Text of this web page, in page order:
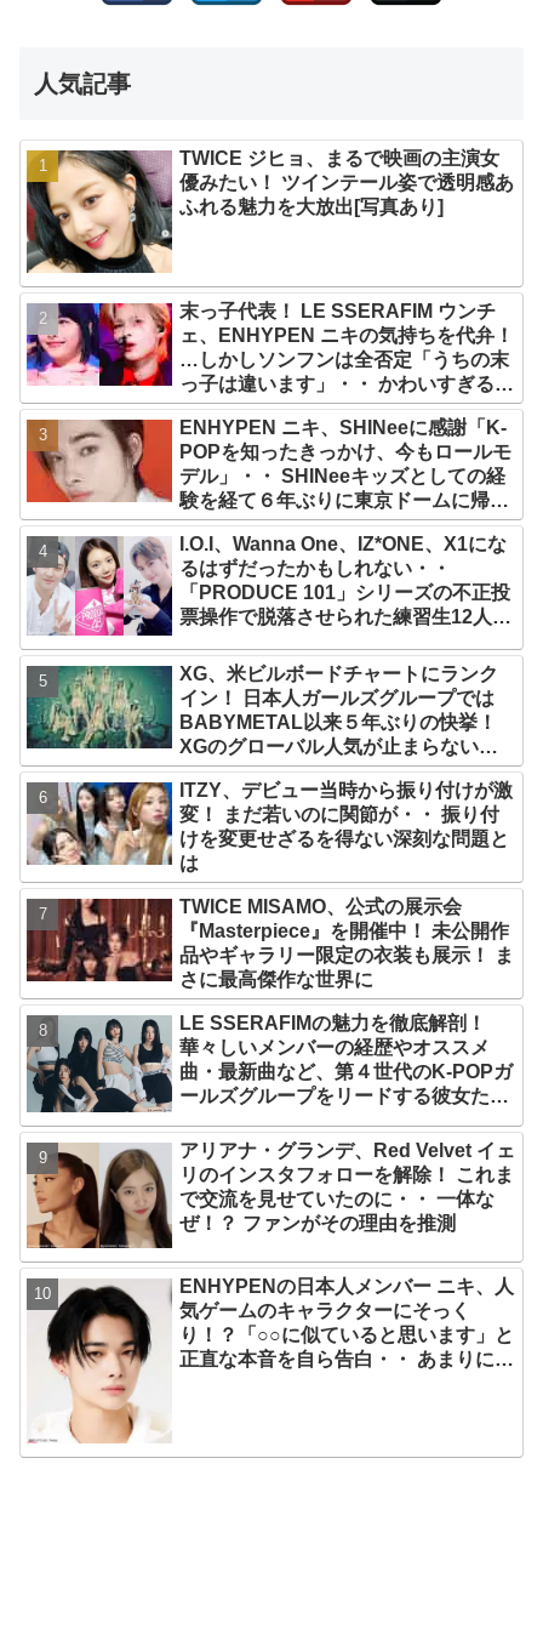
人気記事
TWICE ジヒョ、まるで映画の主演女
優みたい！ ツインテール姿で透明感あ
ふれる魅力を大放出[写真あり]
末っ子代表！ LE SSERAFIM ウンチ
ェ、ENHYPEN ニキの気持ちを代弁！
…しかしソンフンは全否定「うちの末
っ子は違います」・・ かわいすぎる２
人の会話に爆笑
ENHYPEN ニキ、SHINeeに感謝「K-
POPを知ったきっかけ、今もロールモ
デル」・・ SHINeeキッズとしての経
験を経て６年ぶりに東京ドームに帰還
した感想は？
I.O.I、Wanna One、IZ*ONE、X1にな
るはずだったかもしれない・・
「PRODUCE 101」シリーズの不正投
票操作で脱落させられた練習生12人の
XG、米ビルボードチャートにランク
イン！ 日本人ガールズグループでは
BABYMETAL以来５年ぶりの快挙！
XGのグローバル人気が止まらない…
「コーチェラ2025」にも日本人唯一の
出演
ITZY、デビュー当時から振り付けが激
変！ まだ若いのに関節が・・ 振り付
けを変更せざるを得ない深刻な問題と
は
TWICE MISAMO、公式の展示会
『Masterpiece』を開催中！ 未公開作
品やギャラリー限定の衣装も展示！ ま
さに最高傑作な世界に
LE SSERAFIMの魅力を徹底解剖！
華々しいメンバーの経歴やオススメ
曲・最新曲など、第４世代のK-POPガ
ールズグループをリードする彼女たち
アリアナ・グランデ、Red Velvet イェ
リのインスタフォローを解除！ これま
で交流を見せていたのに・・ 一体な
ぜ！？ ファンがその理由を推測
ENHYPENの日本人メンバー ニキ、人
気ゲームのキャラクターにそっく
り！？「○○に似ていると思います」と
正直な本音を自ら告白・・ あまりにも